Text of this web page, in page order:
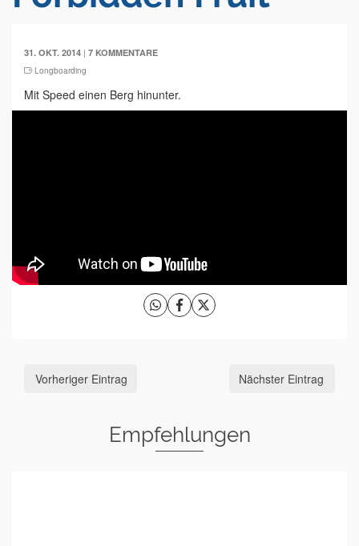
31. OKT. 2014 | 7 KOMMENTARE
Longboarding
Mit Speed einen Berg hinunter.
Vorheriger Eintrag Nächster Eintrag
Empfehlungen